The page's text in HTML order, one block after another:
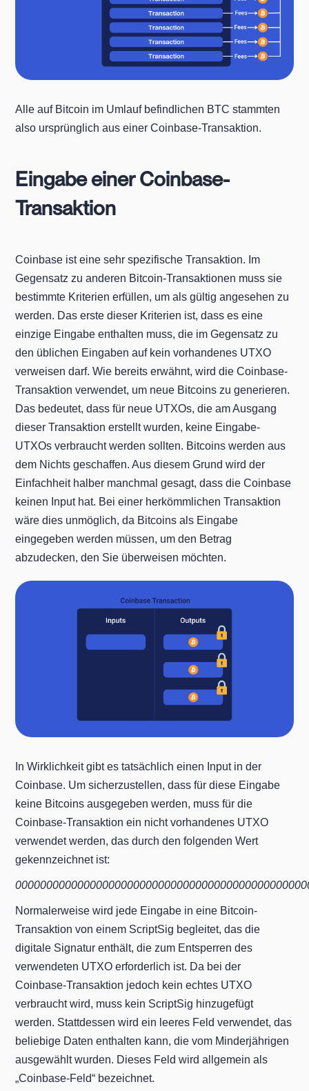
Alle auf Bitcoin im Umlauf befindlichen BTC stammten
also ursprünglich aus einer Coinbase-Transaktion.
Eingabe einer Coinbase-
Transaktion
Coinbase ist eine sehr spezifische Transaktion. Im
Gegensatz zu anderen Bitcoin-Transaktionen muss sie
bestimmte Kriterien erfüllen, um als gültig angesehen zu
werden. Das erste dieser Kriterien ist, dass es eine
einzige Eingabe enthalten muss, die im Gegensatz zu
den üblichen Eingaben auf kein vorhandenes UTXO
verweisen darf. Wie bereits erwähnt, wird die Coinbase-
Transaktion verwendet, um neue Bitcoins zu generieren.
Das bedeutet, dass für neue UTXOs, die am Ausgang
dieser Transaktion erstellt wurden, keine Eingabe-
UTXOs verbraucht werden sollten. Bitcoins werden aus
dem Nichts geschaffen. Aus diesem Grund wird der
Einfachheit halber manchmal gesagt, dass die Coinbase
keinen Input hat. Bei einer herkömmlichen Transaktion
wäre dies unmöglich, da Bitcoins als Eingabe
eingegeben werden müssen, um den Betrag
abzudecken, den Sie überweisen möchten.
In Wirklichkeit gibt es tatsächlich einen Input in der
Coinbase. Um sicherzustellen, dass für diese Eingabe
keine Bitcoins ausgegeben werden, muss für die
Coinbase-Transaktion ein nicht vorhandenes UTXO
verwendet werden, das durch den folgenden Wert
gekennzeichnet ist:
Normalerweise wird jede Eingabe in eine Bitcoin-
Transaktion von einem ScriptSig begleitet, das die
digitale Signatur enthält, die zum Entsperren des
verwendeten UTXO erforderlich ist. Da bei der
Coinbase-Transaktion jedoch kein echtes UTXO
verbraucht wird, muss kein ScriptSig hinzugefügt
werden. Stattdessen wird ein leeres Feld verwendet, das
beliebige Daten enthalten kann, die vom Minderjährigen
ausgewählt wurden. Dieses Feld wird allgemein als
„Coinbase-Feld“ bezeichnet.